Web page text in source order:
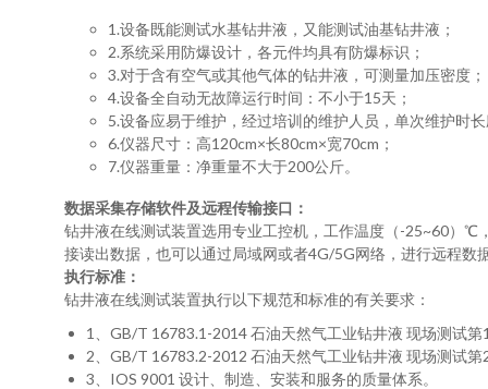
1.设备既能测试水基钻井液，又能测试油基钻井液；
2.系统采用防爆设计，各元件均具有防爆标识；
3.对于含有空气或其他气体的钻井液，可测量加压密度；
4.设备全自动无故障运行时间：不小于15天；
5.设备应易于维护，经过培训的维护人员，单次维护时
6.仪器尺寸：高120cm×长80cm×宽70cm；
7.仪器重量：净重量不大于200公斤。
数据采集存储软件及远程传输接口：
钻井液在线测试装置选用专业工控机，工作温度（-25~60）℃
接读出数据，也可以通过局域网或者4G/5G网络，进行远程
执行标准：
钻井液在线测试装置执行以下规范和标准的有关要求：
1、GB/T 16783.1-2014 石油天然气工业钻井液 现场测试
2、GB/T 16783.2-2012 石油天然气工业钻井液 现场测试
3、IOS 9001 设计、制造、安装和服务的质量体系。